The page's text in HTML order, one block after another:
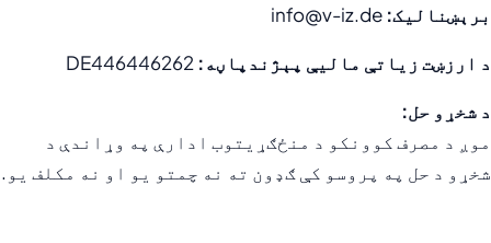
برېښنالیک:
د ارزښت زیاتې مالیې پېژندپاڼه:
د شخړو حل:
موږ د مصرف کوونکو د منځګړیتوب ادارې په وړاندې د
شخړو د حل په پروسو کې ګډون ته نه چمتو یو او نه مکلف یو.